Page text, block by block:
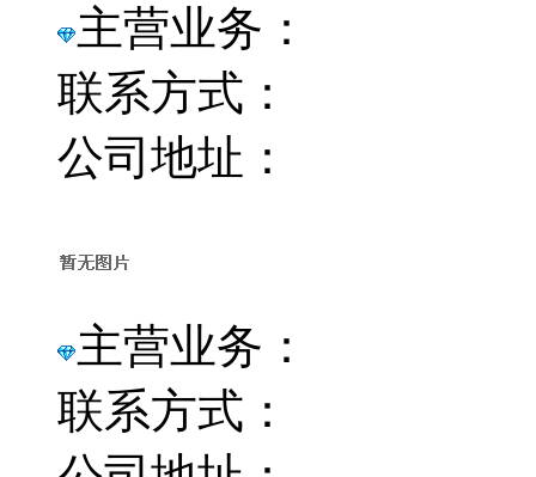
主营业务：
联系方式：
公司地址：
主营业务：
联系方式：